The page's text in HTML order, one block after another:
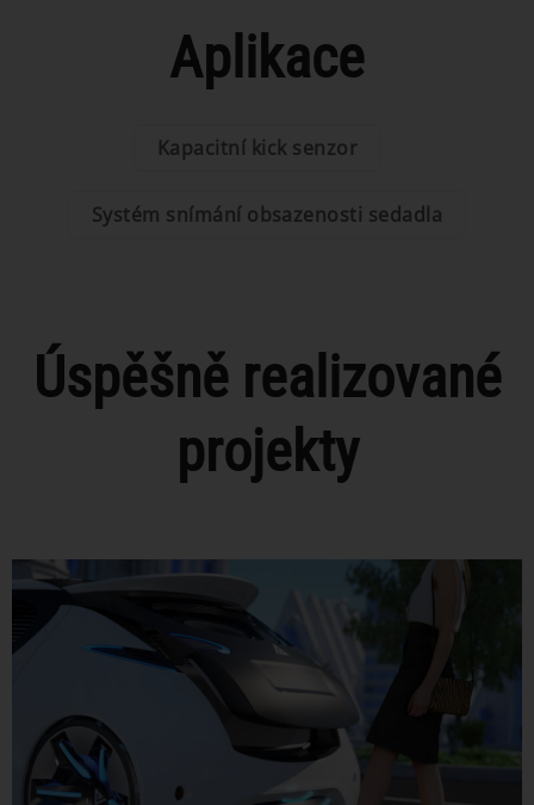
Aplikace
Kapacitní kick senzor
Systém snímání obsazenosti sedadla
Úspěšně realizované
projekty